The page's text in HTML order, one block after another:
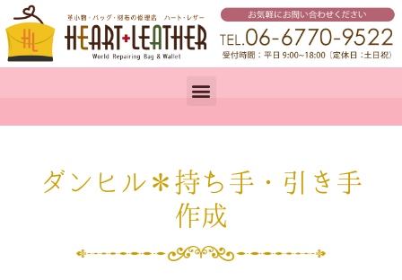
ダンヒル＊持ち手・引き手
作成